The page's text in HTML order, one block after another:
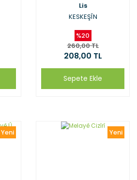
Lis
KESKEŞÎN
%20
260,00 TL
208,00 TL
Sepete Ekle
Yeni Yeni